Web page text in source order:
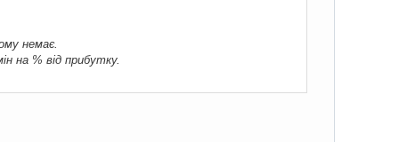
немає.
на % від прибутку.